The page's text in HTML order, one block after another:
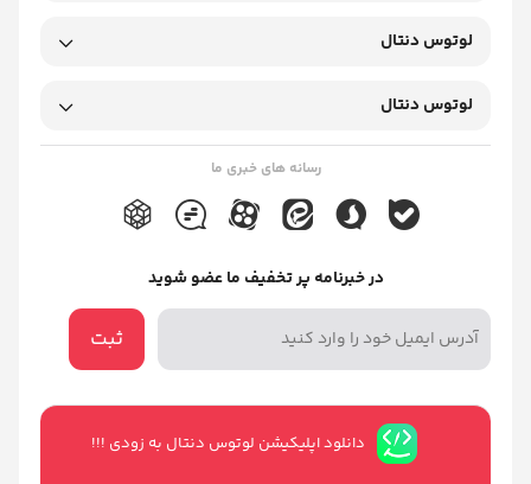
لوتوس دنتال
لوتوس دنتال
رسانه های خبری ما
در خبرنامه پر تخفیف ما عضو شوید
ثبت
دانلود اپلیکیشن لوتوس دنتال به زودی !!!